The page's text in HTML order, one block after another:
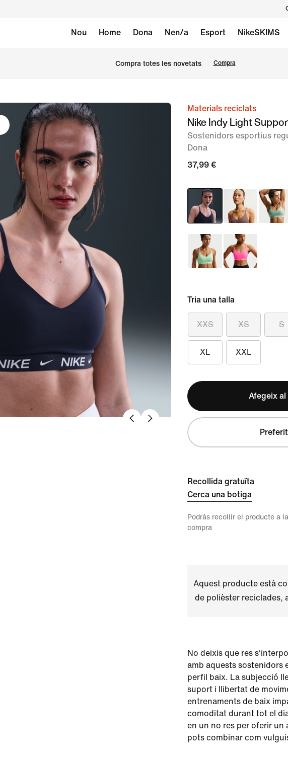
Nou Home Dona Nen/a Esport NikeSKIMS
Compra totes les novetats Compra
ImatgeMaterials reciclats
Nike Indy Light
Sostenidors esportius
Dona
37,99 €
Tria una talla
XXS XS S
XL XXL
Afegeix
Preferit
Recollida gratuïta
Cerca una botiga
Podràs recollir el producte a
compra
Aquest producte està
de polièster reciclades,
No deixis que res
amb aquests sostenidors
perfil baix. La subjecció
suport i llibertat de
entrenaments de baix
comoditat durant tot el
en un no res per oferir un
pots combinar com